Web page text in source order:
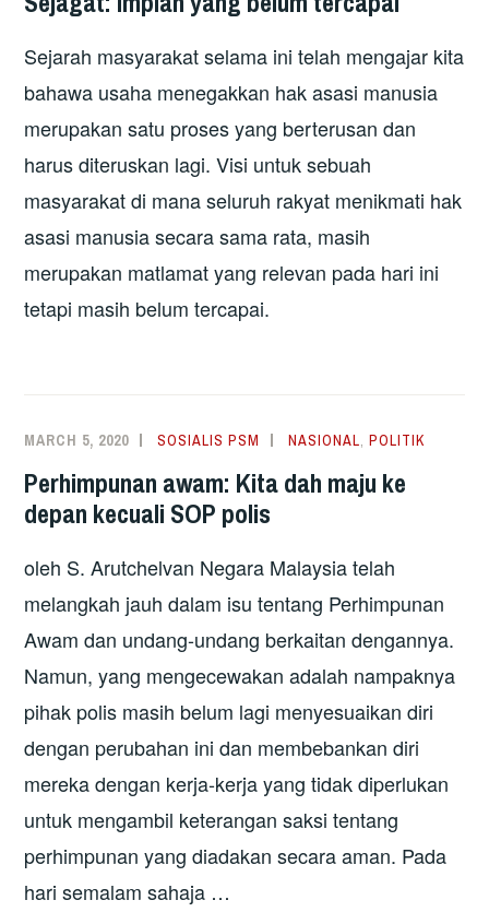
Sejarah masyarakat selama ini telah mengajar kita
bahawa usaha menegakkan hak asasi manusia
merupakan satu proses yang berterusan dan
harus diteruskan lagi. Visi untuk sebuah
masyarakat di mana seluruh rakyat menikmati hak
asasi manusia secara sama rata, masih
merupakan matlamat yang relevan pada hari ini
tetapi masih belum tercapai.
MARCH 5, 2020 SOSIALIS PSM NASIONAL,POLITIK
Perhimpunan awam: Kita dah maju ke
depan kecuali SOP polis
oleh S. Arutchelvan Negara Malaysia telah
melangkah jauh dalam isu tentang Perhimpunan
Awam dan undang-undang berkaitan dengannya.
Namun, yang mengecewakan adalah nampaknya
pihak polis masih belum lagi menyesuaikan diri
dengan perubahan ini dan membebankan diri
mereka dengan kerja-kerja yang tidak diperlukan
untuk mengambil keterangan saksi tentang
perhimpunan yang diadakan secara aman. Pada
hari semalam sahaja …